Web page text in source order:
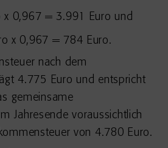
x 0,967 = 3.991 Euro und
x 0,967 = 784 Euro.
nach dem
4.775 Euro und entspricht
gemeinsame
Jahresende voraussichtlich
von 4.780 Euro.